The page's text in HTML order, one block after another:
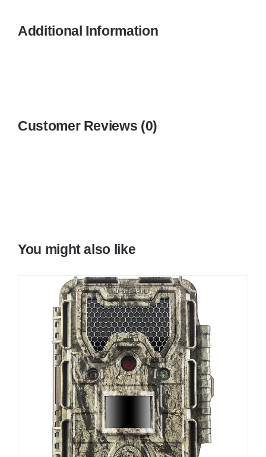
Additional Information
Customer Reviews (0)
You might also like